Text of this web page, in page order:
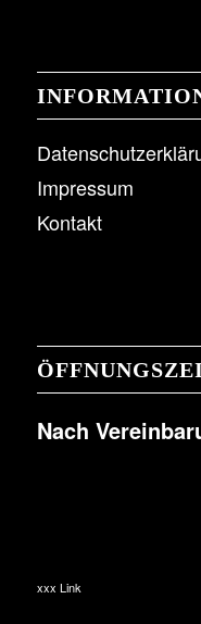
Impressum
Kontakt
Nach
xxx Link